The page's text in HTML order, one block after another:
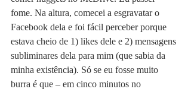
fome. Na altura, comecei a esgravatar o
Facebook dela e foi fácil perceber porque
estava cheio de 1) likes dele e 2) mensagens
subliminares dela para mim (que sabia da
minha existência). Só se eu fosse muito
burra é que – em cinco minutos no